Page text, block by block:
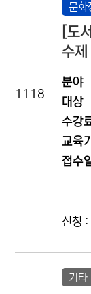
1118
문화
[도
수제
분야
대상
수강
교육
접수
신청
기타